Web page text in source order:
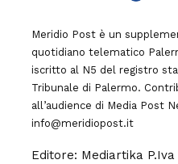
Meridio Post è un
quotidiano telematico
iscritto al N5 del registro
Tribunale di Palermo.
all’audience di Media Post
info@meridiopost.it
Editore: Mediartika P.Iva